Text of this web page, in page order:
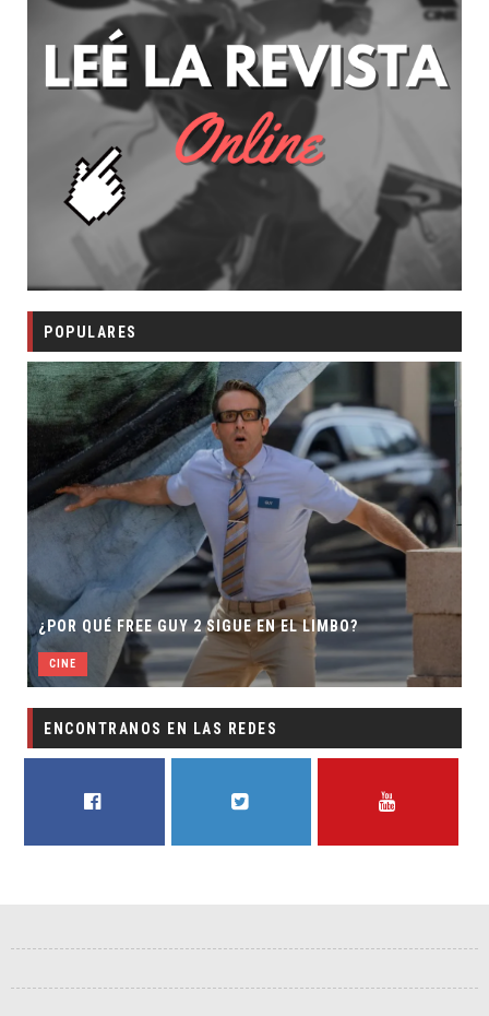
POPULARES
¿POR QUÉ FREE GUY 2 SIGUE EN EL LIMBO?
CINE
ENCONTRANOS EN LAS REDES